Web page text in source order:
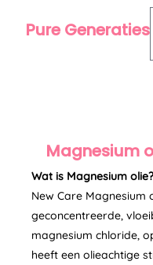
Pure Generaties
Magnesium
Wat is Magnesium olie?
New Care Magnesium
geconcentreerde,
magnesium chloride,
heeft een olieachtige